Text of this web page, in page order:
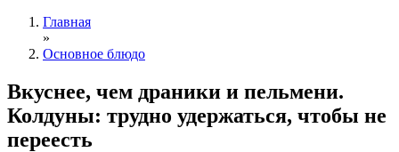
Главная
»
Основное блюдо
Вкуснее, чем драники и пельмени.
Колдуны: трудно удержаться, чтобы не
переесть